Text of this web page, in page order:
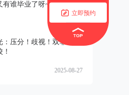
 立即预约
有谁毕业了呀~~
2025-08-27
压分！歧视！双非考生
2025-08-27